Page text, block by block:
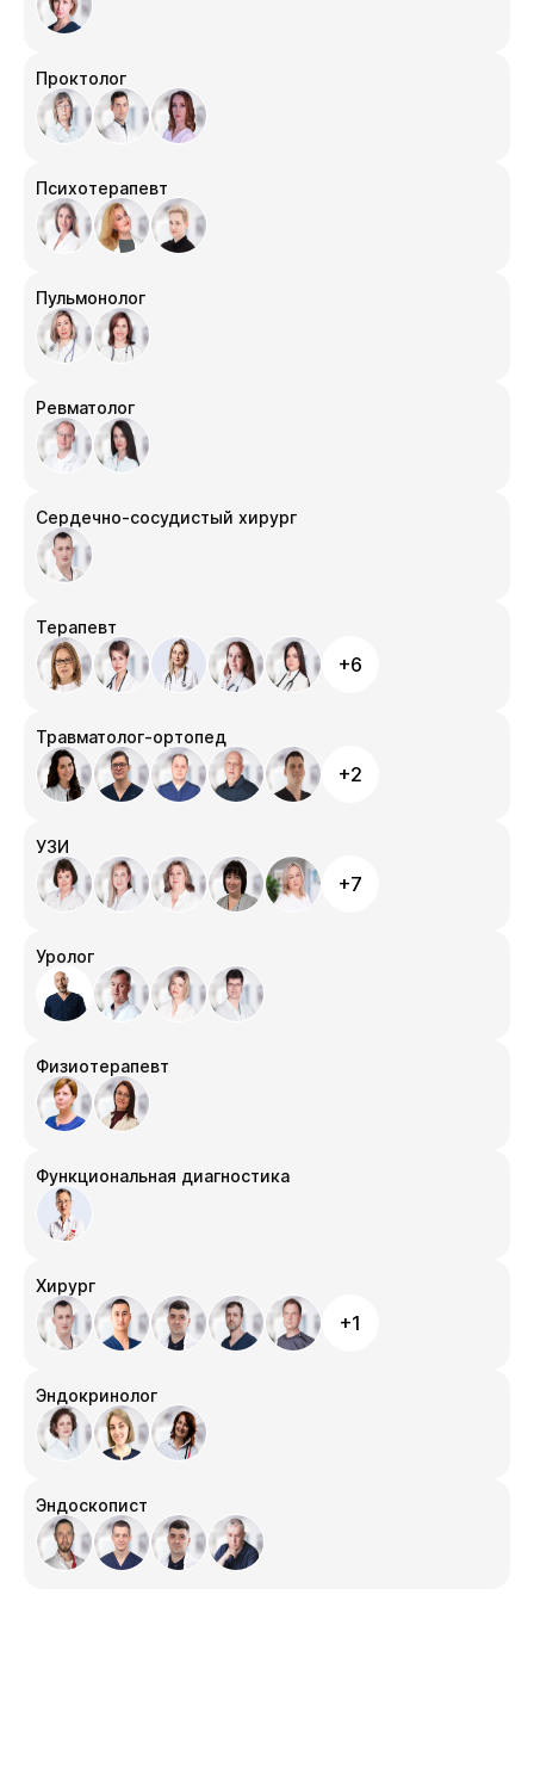
Проктолог
Психотерапевт
Пульмонолог
Ревматолог
Сердечно-сосудистый хирург
Терапевт
+6
Травматолог-ортопед
+2
УЗИ
+7
Уролог
Физиотерапевт
Функциональная диагностика
Хирург
+1
Эндокринолог
Эндоскопист